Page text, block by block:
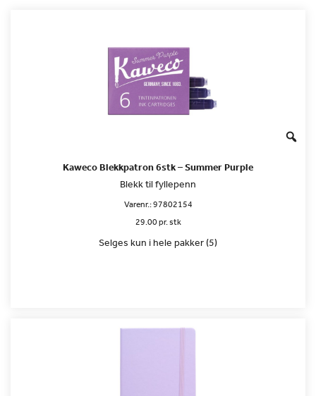
Kaweco Blekkpatron 6stk – Summer Purple
Blekk til fyllepenn
Varenr.:97802154
29.00 pr. stk
Selges kun i hele pakker (5)